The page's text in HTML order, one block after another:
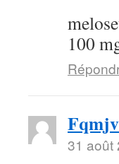
100
31 août